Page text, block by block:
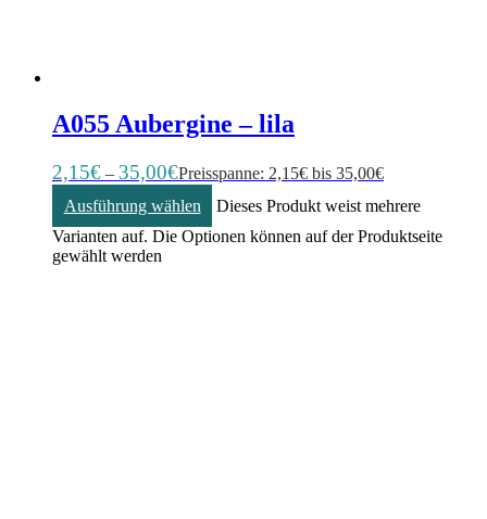
A055 Aubergine – lila
2,15€ – 35,00€Preisspanne: 2,15€ bis 35,00€
Ausführung wählen
Dieses Produkt weist mehrere
Varianten auf. Die Optionen können auf der Produktseite
gewählt werden